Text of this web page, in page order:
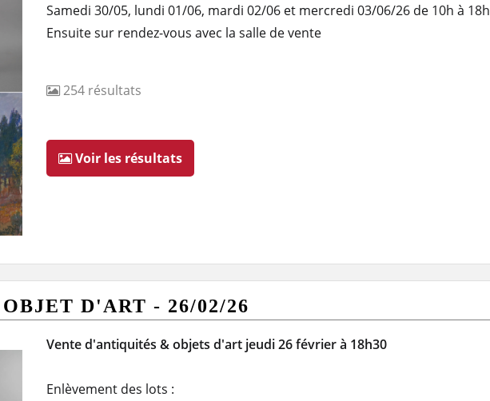
Samedi 30/05, lundi 01/06, mardi 02/06 et mercredi 03/06/26 de 10h à 18h
Ensuite sur rendez-vous avec la salle de vente
254 résultats
Voir les résultats
D'ART - 26/02/26
Vente d'antiquités & objets d'art jeudi 26 février à 18h30
Enlèvement des lots :